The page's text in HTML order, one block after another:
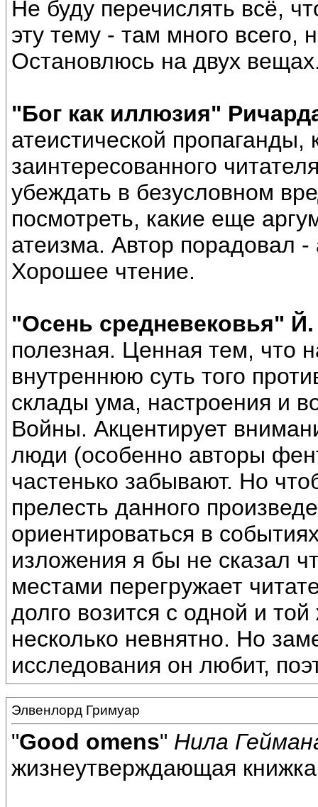
Не буду перечислять всё,
эту тему - там много всего,
Остановлюсь на двух
"Бог как иллюзия"
атеистической
заинтересованного
убеждать в безусловном
посмотреть, какие еще
атеизма. Автор порадовал
Хорошее чтение.
"Осень средневековья" Й.
полезная. Ценная тем, что
внутреннюю суть того
склады ума, настроения и
Войны. Акцентирует
люди (особенно авторы
частенько забывают. Но
прелесть данного
ориентироваться в
изложения я бы не сказал
местами перегружает
долго возится с одной и
несколько невнятно. Но
исследования он любит,
Элвенлорд Гримуар
"Good omens" Нила
жизнеутверждающая